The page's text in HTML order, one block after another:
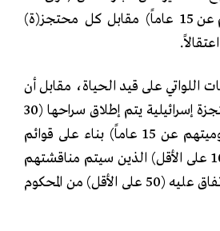
عاماً) والمرضى (على أن لا ‏يزيد الباقي من محكوميتهم عن ‌‎15‌‏ عاماً) مقابل كل محتجز(ة)
اللواتي على قيد الحياة، مقابل ‏أن
مؤبداً، و‎20‌‏ حكما على أن ‏لا تزيد المدة المتبقية من محكوميتهم عن ‌‎15‌‏ عاماً) ‏بناء على قوائم
تقدمها حماس، باستثناء عدد يتفق عليه من الأسرى ‌‏(‌‎100‌‏ على الأقل) الذين ‏سيتم ‏مناقشتهم
في المرحلة الثانية. يتم إخلاء سبيل عدد من الأسرى يتم الاتفاق عليه (‌‎50‌‏ على الأقل) ‏من المحكوم